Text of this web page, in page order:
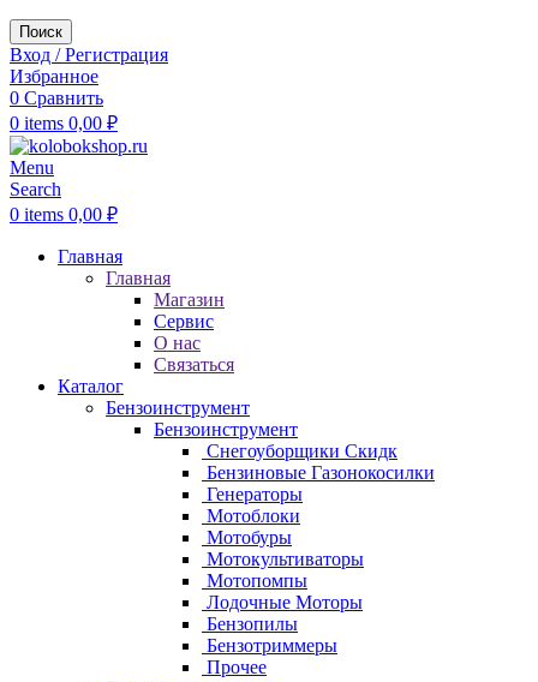
Поиск
Вход / Регистрация
Избранное
0 Сравнить
0 items 0,00 ₽
Menu
Search
0 items 0,00 ₽
Главная
Главная
Магазин
Сервис
О нас
Связаться
Каталог
Бензоинструмент
Бензоинструмент
Снегоуборщики Скидк
Бензиновые Газонокосилки
Генераторы
Мотоблоки
Мотобуры
Мотокультиваторы
Мотопомпы
Лодочные Моторы
Бензопилы
Бензотриммеры
Прочее